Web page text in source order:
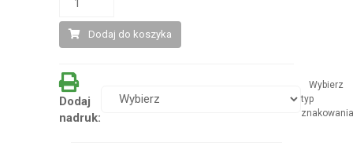
Dodaj do koszyka
Dodaj
nadruk:
Wybierz
typ
znakowania